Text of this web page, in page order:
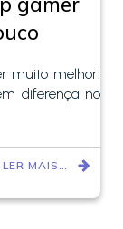
muito melhor!
diferença no
LER MAIS…